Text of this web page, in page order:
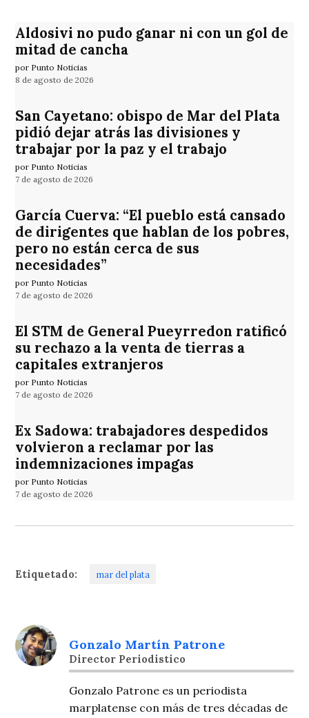
Aldosivi no pudo ganar ni con un gol de
mitad de cancha
por Punto Noticias
8 de agosto de 2026
San Cayetano: obispo de Mar del Plata
pidió dejar atrás las divisiones y
trabajar por la paz y el trabajo
por Punto Noticias
7 de agosto de 2026
García Cuerva: “El pueblo está cansado
de dirigentes que hablan de los pobres,
pero no están cerca de sus
necesidades”
por Punto Noticias
7 de agosto de 2026
El STM de General Pueyrredon ratificó
su rechazo a la venta de tierras a
capitales extranjeros
por Punto Noticias
7 de agosto de 2026
Ex Sadowa: trabajadores despedidos
volvieron a reclamar por las
indemnizaciones impagas
por Punto Noticias
7 de agosto de 2026
Etiquetado: mar del plata
Gonzalo Martín Patrone
Director Periodistico
Gonzalo Patrone es un periodista
marplatense con más de tres décadas de